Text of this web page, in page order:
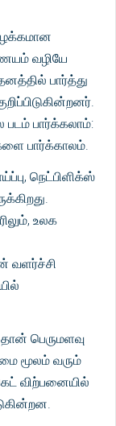
வழியே
பார்த்து
படம் பார்க்கலாம்:
பார்க்காலம்.
நெட்பிளிக்ஸ்
உலக
வளர்ச்சி
பெருமளவு
மூலம் வரும்
விற்பனையில்